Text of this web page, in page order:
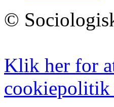
©
Klik her for
cookiepolitik